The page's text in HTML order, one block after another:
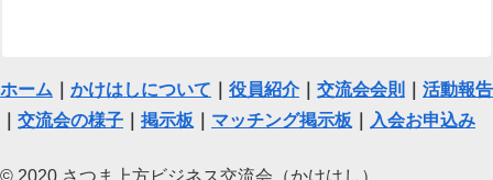
ホーム かけはしについて 役員紹介｜ 交流会会則
活動報告
交流会の様子 掲示板 マッチング掲示板 入会お申込み
© 2020 さつま上方ビジネス交流会（かけはし）